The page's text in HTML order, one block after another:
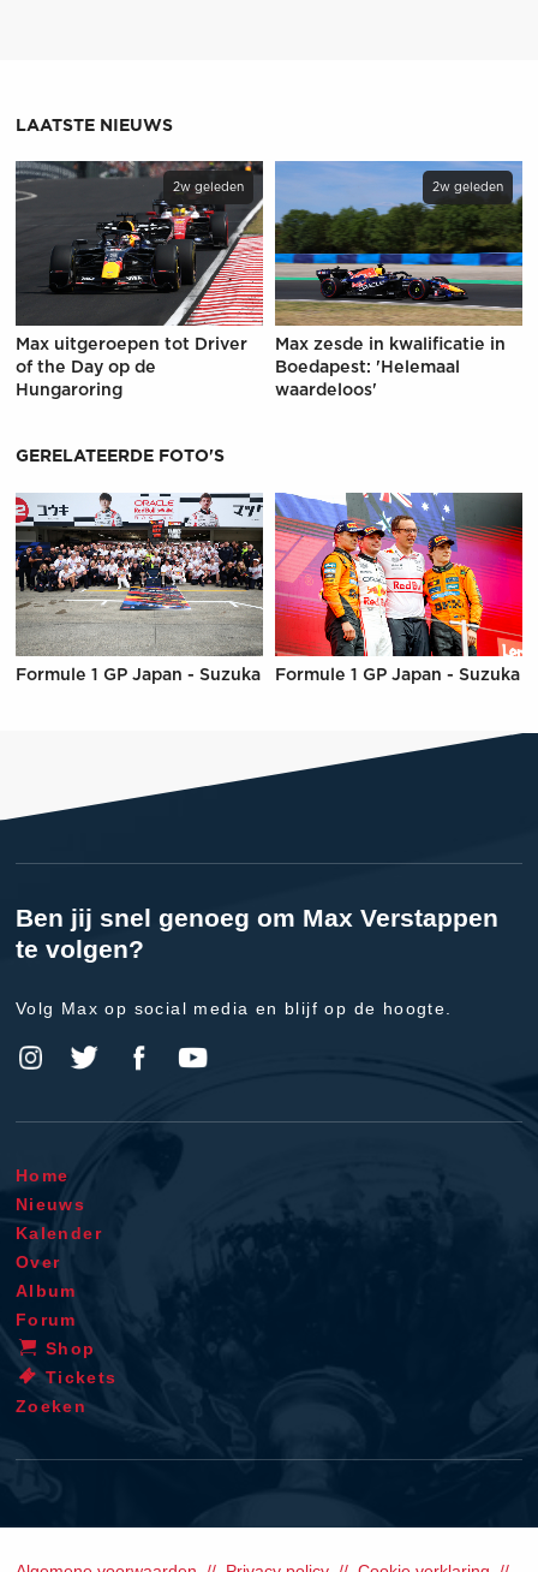
LAATSTE NIEUWS
2w geleden
Max uitgeroepen tot Driver
of the Day op de
Hungaroring
2w geleden
Max zesde in kwalificatie in
Boedapest: 'Helemaal
waardeloos'
GERELATEERDE FOTO'S
Formule 1 GP Japan - Suzuka Formule 1 GP Japan - Suzuka
Ben jij snel genoeg om Max Verstappen
te volgen?
Volg Max op social media en blijf op de hoogte.
Home
Nieuws
Kalender
Over
Album
Forum
Shop
Tickets
Zoeken